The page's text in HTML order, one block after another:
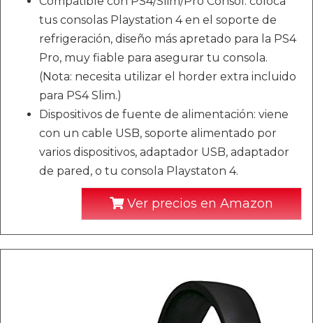
tus consolas Playstation 4 en el soporte de
refrigeración, diseño más apretado para la PS4
Pro, muy fiable para asegurar tu consola.
(Nota: necesita utilizar el horder extra incluido
para PS4 Slim.)
Dispositivos de fuente de alimentación: viene
con un cable USB, soporte alimentado por
varios dispositivos, adaptador USB, adaptador
de pared, o tu consola Playstaton 4.
Ver precios en Amazon